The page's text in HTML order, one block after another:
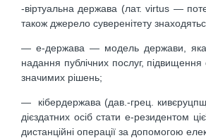
-віртуальна держава (лат. virtus —
також джерело суверенітету
— е-держава — модель держави, яка
надання публічних послуг,
значимих рішень;
— кібердержава (дав.-грец.
дієздатних осіб стати е-резидентом
дистанційні операції за допомогою